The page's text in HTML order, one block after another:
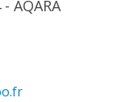
AQARA